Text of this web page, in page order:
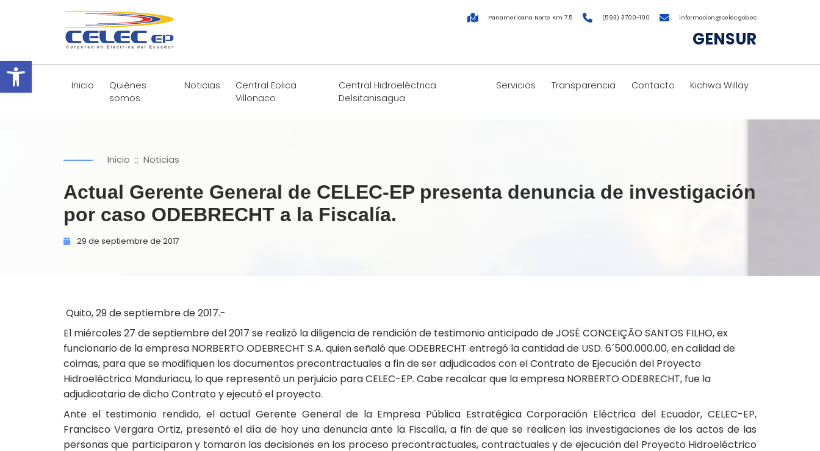
Abrir barra de herramientas
Panamericana Norte Km 7.5 (593) 3700-190 informacion@celec.gob.ec
GENSUR
Inicio
Quiénes
somos
Noticias
Central Eolica
Villonaco
Central Hidroeléctrica
Delsitanisagua
Servicios Transparencia Contacto Kichwa Willay
Inicio :: Noticias
Actual Gerente General de CELEC-EP presenta denuncia de investigación
por caso ODEBRECHT a la Fiscalía.
29 de septiembre de 2017
Quito, 29 de septiembre de 2017.-
El miércoles 27 de septiembre del 2017 se realizó la diligencia de rendición de testimonio anticipado de JOSÉ CONCEIÇÃO SANTOS FILHO, ex
funcionario de la empresa NORBERTO ODEBRECHT S.A. quien señaló que ODEBRECHT entregó la cantidad de USD. 6´500.000.00, en calidad de
coimas, para que se modifiquen los documentos precontractuales a fin de ser adjudicados con el Contrato de Ejecución del Proyecto
Hidroeléctrico Manduriacu, lo que representó un perjuicio para CELEC-EP. Cabe recalcar que la empresa NORBERTO ODEBRECHT, fue la
adjudicataria de dicho Contrato y ejecutó el proyecto.
Ante el testimonio rendido, el actual Gerente General de la Empresa Pública Estratégica Corporación Eléctrica del Ecuador, CELEC-EP,
Francisco Vergara Ortiz, presentó el día de hoy una denuncia ante la Fiscalía, a fin de que se realicen las investigaciones de los actos de las
personas que participaron y tomaron las decisiones en los proceso precontractuales, contractuales y de ejecución del Proyecto Hidroeléctrico